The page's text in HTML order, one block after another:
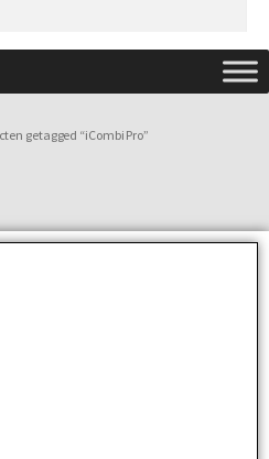
getagged “iCombi Pro”